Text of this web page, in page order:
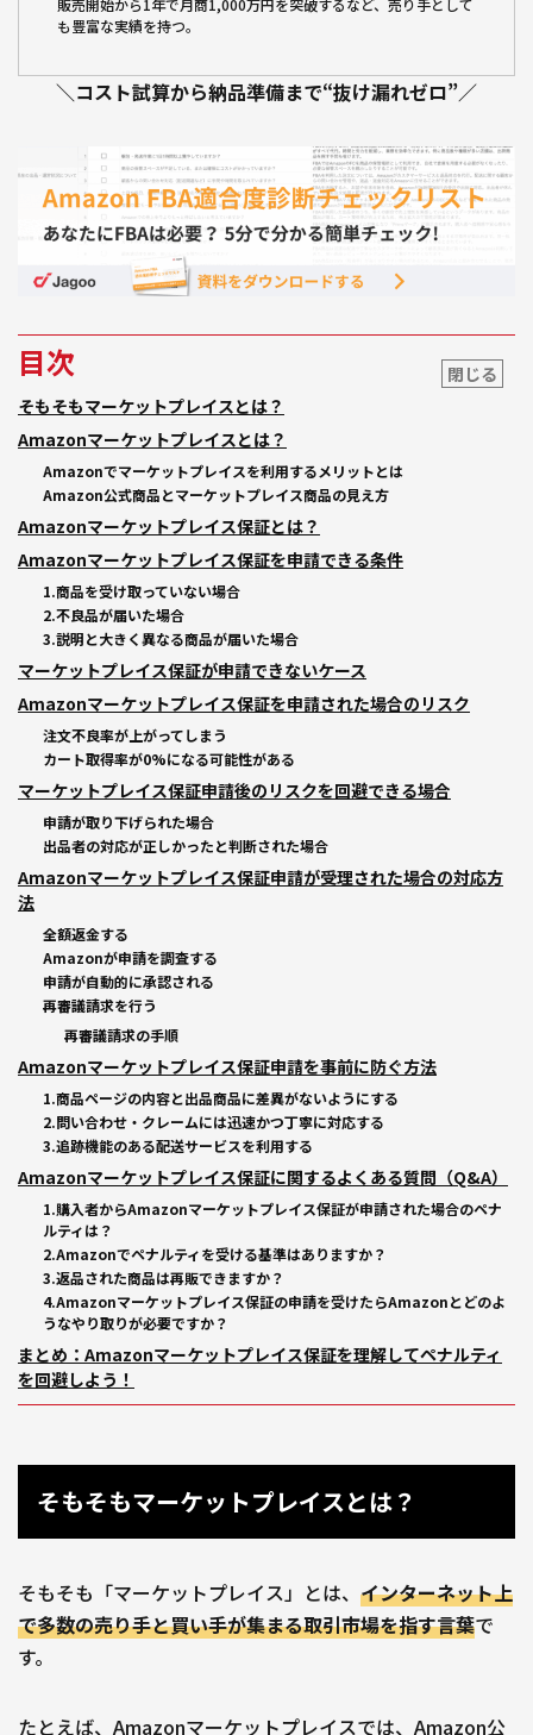
販売開始から1年で月商1,000万円を突破するなど、売り手として
も豊富な実績を持つ。
＼コスト試算から納品準備まで“抜け漏れゼロ”／
目次
閉じる
そもそもマーケットプレイスとは？
Amazonマーケットプレイスとは？
Amazonでマーケットプレイスを利用するメリットとは
Amazon公式商品とマーケットプレイス商品の見え方
Amazonマーケットプレイス保証とは？
Amazonマーケットプレイス保証を申請できる条件
1.商品を受け取っていない場合
2.不良品が届いた場合
3.説明と大きく異なる商品が届いた場合
マーケットプレイス保証が申請できないケース
Amazonマーケットプレイス保証を申請された場合のリスク
注文不良率が上がってしまう
カート取得率が0%になる可能性がある
マーケットプレイス保証申請後のリスクを回避できる場合
申請が取り下げられた場合
出品者の対応が正しかったと判断された場合
Amazonマーケットプレイス保証申請が受理された場合の対応方
法
全額返金する
Amazonが申請を調査する
申請が自動的に承認される
再審議請求を行う
再審議請求の手順
Amazonマーケットプレイス保証申請を事前に防ぐ方法
1.商品ページの内容と出品商品に差異がないようにする
2.問い合わせ・クレームには迅速かつ丁寧に対応する
3.追跡機能のある配送サービスを利用する
Amazonマーケットプレイス保証に関するよくある質問（Q&A）
1.購入者からAmazonマーケットプレイス保証が申請された場合のペナ
ルティは？
2.Amazonでペナルティを受ける基準はありますか？
3.返品された商品は再販できますか？
4.Amazonマーケットプレイス保証の申請を受けたらAmazonとどのよ
うなやり取りが必要ですか？
まとめ：Amazonマーケットプレイス保証を理解してペナルティ
を回避しよう！
そもそもマーケットプレイスとは？
そもそも「マーケットプレイス」とは、 インターネット上
で多数の売り手と買い手が集まる取引市場を指す言葉で
す。
たとえば、Amazonマーケットプレイスでは、Amazon公